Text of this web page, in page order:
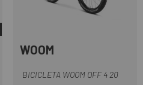
WOOM
BICICLETA WOOM OFF 4 20